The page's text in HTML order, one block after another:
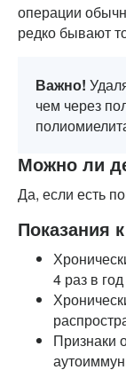
операции
редко бывают
Важно!
чем через
Можно ли
Да, если есть
Показания
4 раз в
Признаки